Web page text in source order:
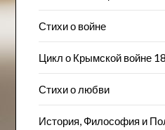
Стихи о войне
Цикл о Крымской войне
Стихи о любви
История, Философия и